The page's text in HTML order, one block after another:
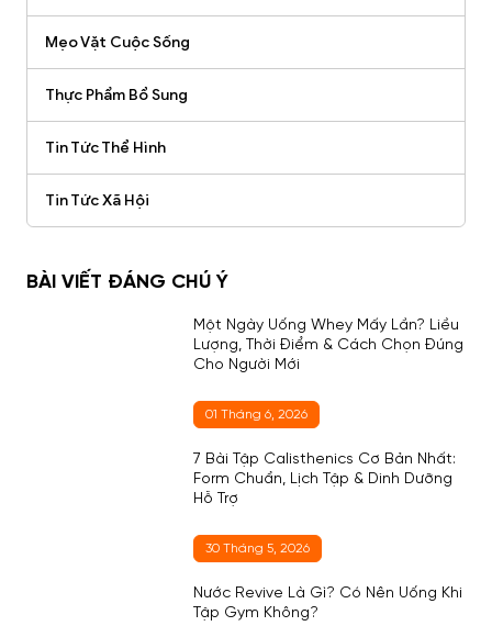
Mẹo Vặt Cuộc Sống
Thực Phẩm Bổ Sung
Tin Tức Thể Hình
Tin Tức Xã Hội
BÀI VIẾT ĐÁNG CHÚ Ý
Một Ngày Uống Whey Mấy Lần? Liều
Lượng, Thời Điểm & Cách Chọn Đúng
Cho Người Mới
01 Tháng 6, 2026
7 Bài Tập Calisthenics Cơ Bản Nhất:
Form Chuẩn, Lịch Tập & Dinh Dưỡng
Hỗ Trợ
30 Tháng 5, 2026
Nước Revive Là Gì? Có Nên Uống Khi
Tập Gym Không?